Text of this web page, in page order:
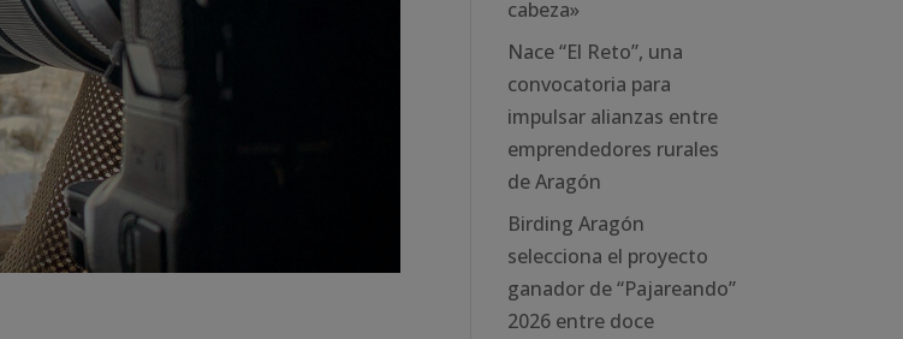
cabeza»
Nace “El Reto”, una
convocatoria para
impulsar alianzas entre
emprendedores rurales
de Aragón
Birding Aragón
selecciona el proyecto
ganador de “Pajareando”
2026 entre doce